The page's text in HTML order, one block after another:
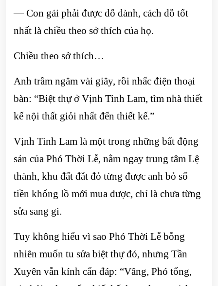
— Con gái phải được dỗ dành, cách dỗ tốt
nhất là chiều theo sở thích của họ.
Chiều theo sở thích…
Anh trầm ngâm vài giây, rồi nhấc điện thoại
bàn: “Biệt thự ở Vịnh Tinh Lam, tìm nhà thiết
kế nội thất giỏi nhất đến thiết kế.”
Vịnh Tinh Lam là một trong những bất động
sản của Phó Thời Lễ, nằm ngay trung tâm Lệ
thành, khu đất đắt đỏ từng được anh bỏ số
tiền khổng lồ mới mua được, chỉ là chưa từng
sửa sang gì.
Tuy không hiểu vì sao Phó Thời Lễ bỗng
nhiên muốn tu sửa biệt thự đó, nhưng Tần
Xuyên vẫn kính cẩn đáp: “Vâng, Phó tổng,